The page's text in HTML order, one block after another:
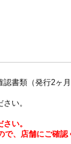
認書類（発行2ヶ
い。
い。
、店舗にご確認